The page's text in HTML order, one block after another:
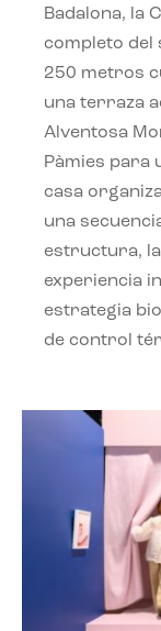
Badalona, la
completo del
250 metros
una terraza
Alventosa
Pàmies para
casa
una
estructura,
experiencia
estrategia
de control